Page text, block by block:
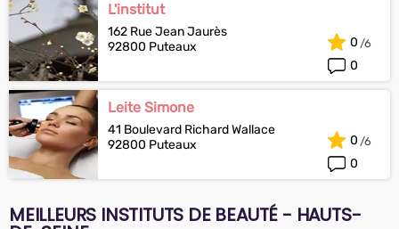
L'institut
162 Rue Jean Jaurès
92800 Puteaux
0
0
Leite Simone
41 Boulevard Richard Wallace
92800 Puteaux
0
0
MEILLEURS INSTITUTS DE BEAUTÉ - HAUTS-